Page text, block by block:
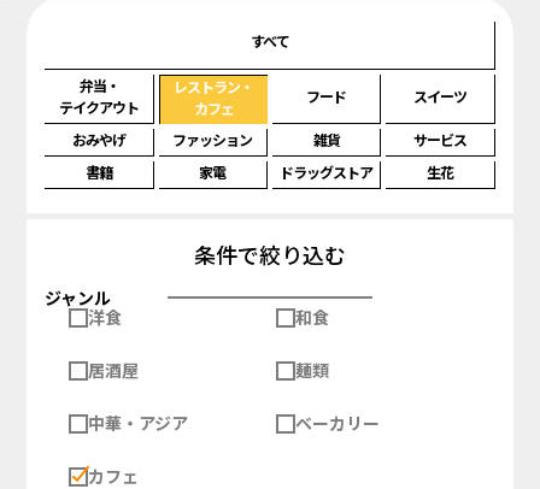
すべて
弁当・
テイクアウト
レストラン・
カフェ
フード スイーツ
おみやげ ファッション 雑貨
サービス
書籍
家電 ドラッグストア 生花
条件で絞り込む
ジャンル
洋食
和食
居酒屋 麺類
中華・アジア ベーカリー
カフェ